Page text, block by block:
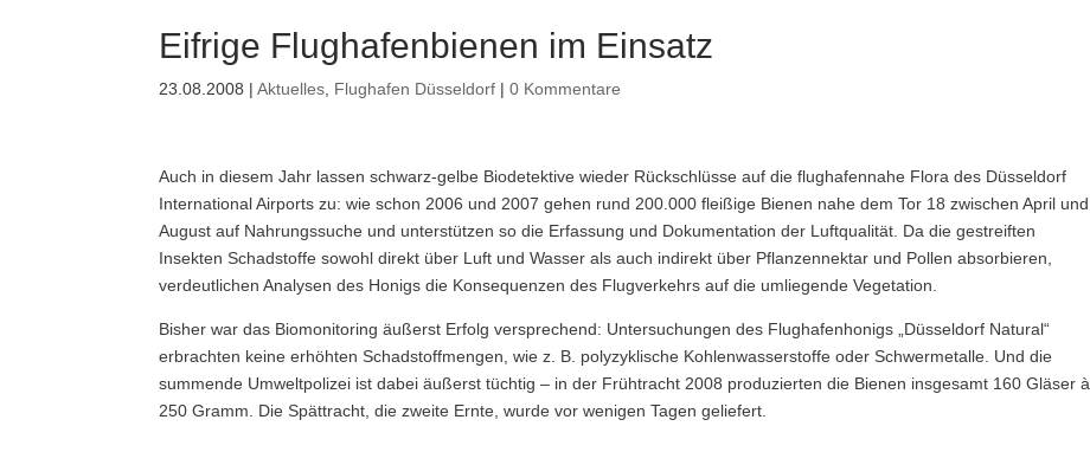
Eifrige Flughafenbienen im Einsatz
23.08.2008 |Aktuelles Flughafen Düsseldorf |0 Kommentare
Auch in diesem Jahr lassen schwarz-gelbe Biodetektive wieder Rückschlüsse auf die flughafennahe Flora des Düsseldorf
International Airports zu: wie schon 2006 und 2007 gehen rund 200.000 fleißige Bienen nahe dem Tor 18 zwischen April und
August auf Nahrungssuche und unterstützen so die Erfassung und Dokumentation der Luftqualität. Da die gestreiften
Insekten Schadstoffe sowohl direkt über Luft und Wasser als auch indirekt über Pflanzennektar und Pollen absorbieren,
verdeutlichen Analysen des Honigs die Konsequenzen des Flugverkehrs auf die umliegende Vegetation.
Bisher war das Biomonitoring äußerst Erfolg versprechend: Untersuchungen des Flughafenhonigs „Düsseldorf Natural“
erbrachten keine erhöhten Schadstoffmengen, wie z. B. polyzyklische Kohlenwasserstoffe oder Schwermetalle. Und die
summende Umweltpolizei ist dabei äußerst tüchtig – in der Frühtracht 2008 produzierten die Bienen insgesamt 160 Gläser à
250 Gramm. Die Spättracht, die zweite Ernte, wurde vor wenigen Tagen geliefert.